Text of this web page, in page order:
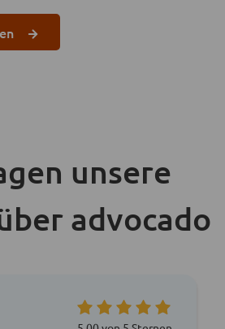
unsere
advocado